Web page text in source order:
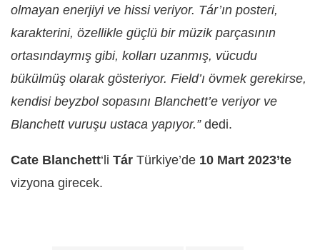
olmayan enerjiyi ve hissi veriyor. Tár’ın posteri,
karakterini, özellikle güçlü bir müzik parçasının
ortasındaymış gibi, kolları uzanmış, vücudu
bükülmüş olarak gösteriyor. Field’ı övmek gerekirse,
kendisi beyzbol sopasını Blanchett’e veriyor ve
Blanchett vuruşu ustaca yapıyor.”dedi.
Cate Blanchett‘li Tár Türkiye’de 10 Mart 2023’te
vizyona girecek.